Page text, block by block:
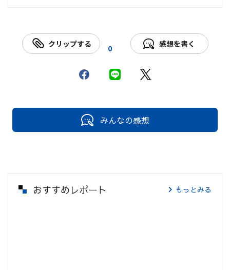
クリップする 0 感想を書く
みんなの感想
おすすめレポート もっとみる